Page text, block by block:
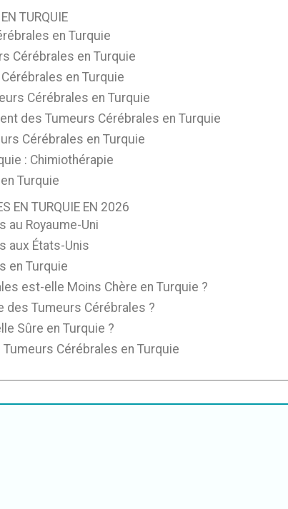
TURQUIE
en Turquie
Cérébrales en Turquie
en Turquie
Cérébrales en Turquie
des Tumeurs Cérébrales en Turquie
Cérébrales en Turquie
: Chimiothérapie
Turquie
EN TURQUIE EN 2026
au Royaume-Uni
aux États-Unis
en Turquie
est-elle Moins Chère en Turquie ?
des Tumeurs Cérébrales ?
Sûre en Turquie ?
Cérébrales en Turquie